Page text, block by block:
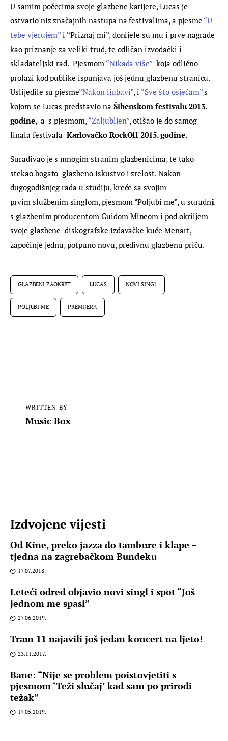
U samim počecima svoje glazbene karijere, Lucas je
ostvario niz značajnih nastupa na festivalima, a pjesme “U
tebe vjerujem” i “Priznaj mi”, donijele su mu i prve nagrade
kao priznanje za veliki trud, te odličan izvođački i
skladateljski rad.  Pjesmom “Nikada više” koja odlično
prolazi kod publike ispunjava još jednu glazbenu stranicu.
Uslijedile su pjesme“Nakon ljubavi”, i “Sve što osjećam” s
kojom se Lucas predstavio na Šibenskom festivalu 2013.
godine,  a  s pjesmom, “Zaljubljen”, otišao je do samog
finala festivala Karlovačko RockOff 2015. godine.
Surađivao je s mnogim stranim glazbenicima, te tako
stekao bogato  glazbeno iskustvo i zrelost. Nakon
dugogodišnjeg rada u studiju, kreće sa svojim
prvim službenim singlom, pjesmom “Poljubi me”, u suradnji
s glazbenim producentom Guidom Mineom i pod okriljem
svoje glazbene  diskografske izdavačke kuće Menart,
započinje jednu, potpuno novu, predivnu glazbenu priču.
GLAZBENI ZAOKRET LUCAS NOVI SINGL
POLJUBI ME PREMIJERA
WRITTEN BY
Music Box
Izdvojene vijesti
Od Kine, preko jazza do tambure i klape –
tjedna na zagrebačkom Bundeku
17.07.2018.
Leteći odred objavio novi singl i spot “Još
jednom me spasi”
27.06.2019.
Tram 11 najavili još jedan koncert na ljeto!
23.11.2017.
Bane: “Nije se problem poistovjetiti s
pjesmom ‘Teži slučaj’ kad sam po prirodi
težak”
17.05.2019.